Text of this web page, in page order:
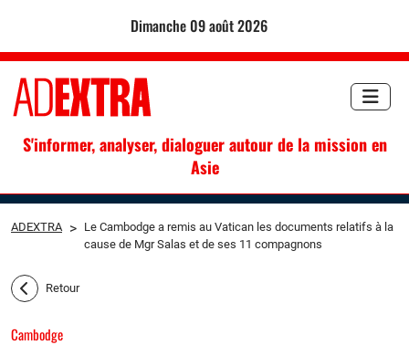
dimanche 09 août 2026
S'informer, analyser, dialoguer autour de la mission en
Asie
ADEXTRA > Le Cambodge a remis au Vatican les documents relatifs à la
cause de Mgr Salas et de ses 11 compagnons
Retour
Cambodge